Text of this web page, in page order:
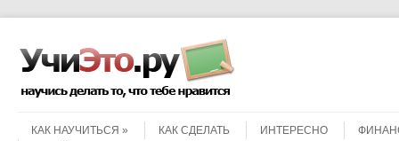
КАК НАУЧИТЬСЯ
КАК СДЕЛАТЬ ИНТЕРЕСНО